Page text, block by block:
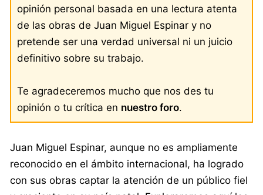
opinión personal basada en una lectura atenta
de las obras de Juan Miguel Espinar y no
pretende ser una verdad universal ni un juicio
definitivo sobre su trabajo.
Te agradeceremos mucho que nos des tu
opinión o tu crítica en nuestro foro.
Juan Miguel Espinar, aunque no es ampliamente
reconocido en el ámbito internacional, ha logrado
con sus obras captar la atención de un público fiel